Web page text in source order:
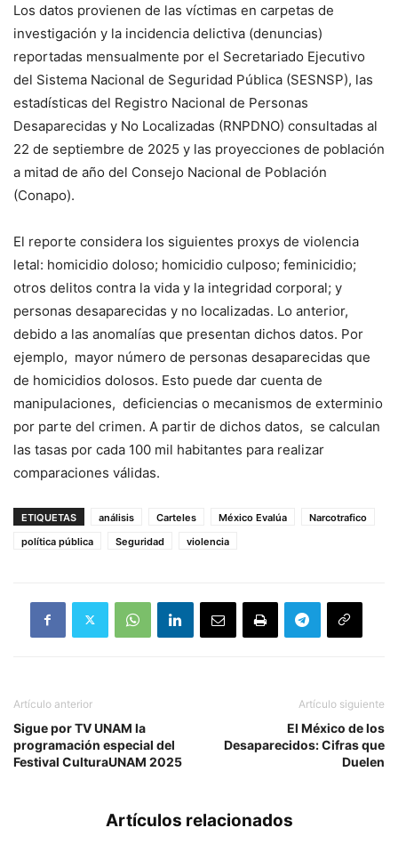
Los datos provienen de las víctimas en carpetas de
investigación y la incidencia delictiva (denuncias)
reportadas mensualmente por el Secretariado Ejecutivo
del Sistema Nacional de Seguridad Pública (SESNSP), las
estadísticas del Registro Nacional de Personas
Desaparecidas y No Localizadas (RNPDNO) consultadas al
22 de septiembre de 2025 y las proyecciones de población
a mitad de año del Consejo Nacional de Población
(Conapo).
El reporte considera los siguientes proxys de violencia
letal: homicidio doloso; homicidio culposo; feminicidio;
otros delitos contra la vida y la integridad corporal; y
personas desaparecidas y no localizadas. Lo anterior,
debido a las anomalías que presentan dichos datos. Por
ejemplo, mayor número de personas desaparecidas que
de homicidios dolosos. Esto puede dar cuenta de
manipulaciones, deficiencias o mecanismos de exterminio
por parte del crimen. A partir de dichos datos, se calculan
las tasas por cada 100 mil habitantes para realizar
comparaciones válidas.
ETIQUETAS análisis Carteles México Evalúa
Narcotrafico
política pública
Seguridad violencia
Artículo anterior
Sigue por TV UNAM la
programación especial del
Festival CulturaUNAM 2025
Artículo siguiente
El México de los
Desaparecidos: Cifras que
Duelen
Artículos relacionados